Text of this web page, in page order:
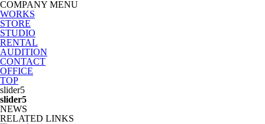
COMPANY MENU
WORKS
STORE
STUDIO
RENTAL
AUDITION
CONTACT
OFFICE
TOP
slider5
slider5
NEWS
RELATED LINKS